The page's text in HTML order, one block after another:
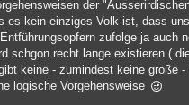
der
es kein einziges Volk ist, dass
zufolge ja
schgon recht lange existieren (
keine - zumindest keine große
logische Vorgehensweise